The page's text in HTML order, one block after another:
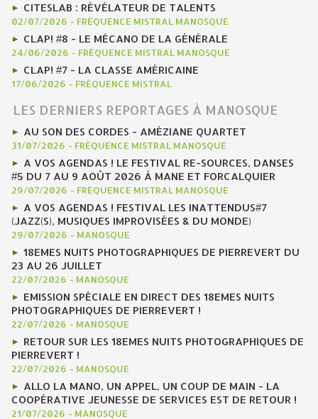
CITESLAB : RÉVÉLATEUR DE TALENTS
02/07/2026 - FRÉQUENCE MISTRAL MANOSQUE
CLAP! #8 - LE MÉCANO DE LA GÉNÉRALE
24/06/2026 - FRÉQUENCE MISTRAL MANOSQUE
CLAP! #7 - LA CLASSE AMÉRICAINE
17/06/2026 - FRÉQUENCE MISTRAL
LES DERNIERS REPORTAGES À MANOSQUE
AU SON DES CORDES - AMÉZIANE QUARTET
31/07/2026 - FRÉQUENCE MISTRAL MANOSQUE
A VOS AGENDAS ! LE FESTIVAL RE-SOURCES, DANSES
#5 DU 7 AU 9 AOÛT 2026 À MANE ET FORCALQUIER
29/07/2026 - FRÉQUENCE MISTRAL MANOSQUE
A VOS AGENDAS ! FESTIVAL LES INATTENDUS#7
(JAZZ(S), MUSIQUES IMPROVISÉES & DU MONDE)
29/07/2026 - MANOSQUE
18EMES NUITS PHOTOGRAPHIQUES DE PIERREVERT DU
23 AU 26 JUILLET
22/07/2026 - MANOSQUE
EMISSION SPÉCIALE EN DIRECT DES 18EMES NUITS
PHOTOGRAPHIQUES DE PIERREVERT !
22/07/2026 - MANOSQUE
RETOUR SUR LES 18EMES NUITS PHOTOGRAPHIQUES DE
PIERREVERT !
22/07/2026 - MANOSQUE
ALLO LA MANO, UN APPEL, UN COUP DE MAIN - LA
COOPÉRATIVE JEUNESSE DE SERVICES EST DE RETOUR !
21/07/2026 - MANOSQUE